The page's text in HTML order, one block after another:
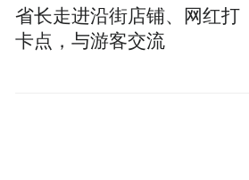
省长走进沿街店铺、网红打
卡点，与游客交流